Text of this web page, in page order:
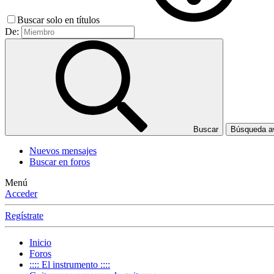
Buscar solo en títulos
De:
Buscar Búsqueda
Nuevos mensajes
Buscar en foros
Menú
Acceder
Regístrate
Inicio
Foros
:::: El instrumento ::::